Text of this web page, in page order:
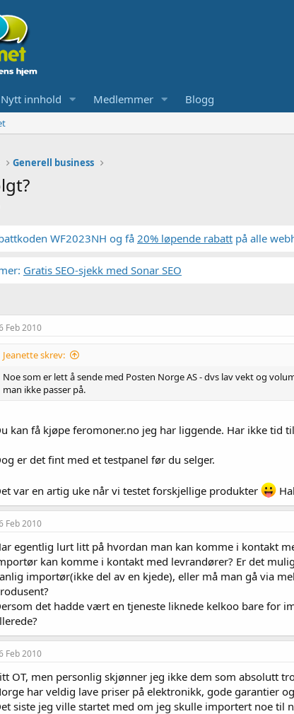
Nytt innhold Medlemmer Blogg
Generell business
WF2023NH og få 20% løpende rabatt på alle
Gratis SEO-sjekk med Sonar SEO
Feb 2010
Jeanette skrev:
Noe som er lett å sende med Posten Norge AS - dvs lav vekt og
man ikke passer på.
kan få kjøpe feromoner.no jeg har liggende. Har ikke tid
er det fint med et testpanel før du selger.
var en artig uke når vi testet forskjellige produkter
Feb 2010
egentlig lurt litt på hvordan man kan komme i kontakt
kan komme i kontakt med levrandører? Er det
importør(ikke del av en kjede), eller må man gå via
det hadde vært en tjeneste liknede kelkoo bare for
Feb 2010
OT, men personlig skjønner jeg ikke dem som absolutt
har veldig lave priser på elektronikk, gode garantier
siste jeg ville startet med om jeg skulle importert noe til